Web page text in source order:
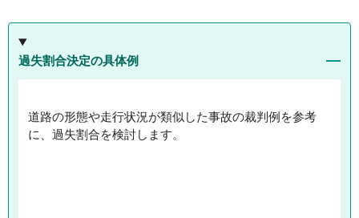
過失割合決定の具体例
道路の形態や走行状況が類似した事故の裁判例を参考
に、過失割合を検討します。